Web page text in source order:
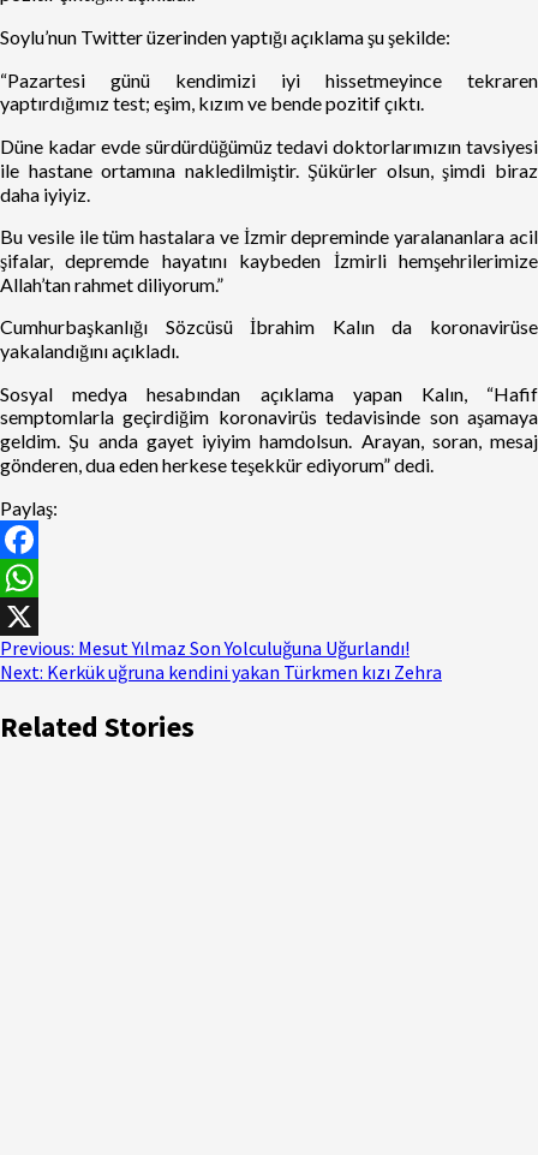
Soylu’nun Twitter üzerinden yaptığı açıklama şu şekilde:
“Pazartesi günü kendimizi iyi hissetmeyince tekraren
yaptırdığımız test; eşim, kızım ve bende pozitif çıktı.
Düne kadar evde sürdürdüğümüz tedavi doktorlarımızın tavsiyesi
ile hastane ortamına nakledilmiştir. Şükürler olsun, şimdi biraz
daha iyiyiz.
Bu vesile ile tüm hastalara ve İzmir depreminde yaralananlara acil
şifalar, depremde hayatını kaybeden İzmirli hemşehrilerimize
Allah’tan rahmet diliyorum.”
Cumhurbaşkanlığı Sözcüsü İbrahim Kalın da koronavirüse
yakalandığını açıkladı.
Sosyal medya hesabından açıklama yapan Kalın, “Hafif
semptomlarla geçirdiğim koronavirüs tedavisinde son aşamaya
geldim. Şu anda gayet iyiyim hamdolsun. Arayan, soran, mesaj
gönderen, dua eden herkese teşekkür ediyorum” dedi.
Paylaş:
Facebook
WhatsApp
X
Previous: Mesut Yılmaz Son Yolculuğuna Uğurlandı!
Next: Kerkük uğruna kendini yakan Türkmen kızı Zehra
Related Stories